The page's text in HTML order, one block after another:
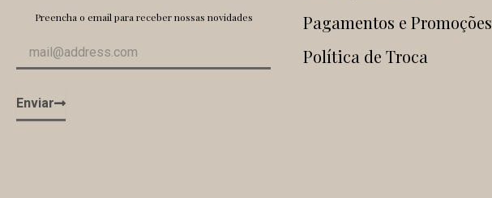
Preencha o email para receber nossas novidades
Enviar
Pagamentos e Promoções
Política de Troca